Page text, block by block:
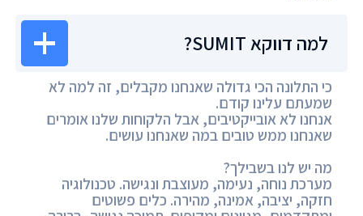
למה דווקא SUMIT?
כי התלונה הכי גדולה שאנחנו מקבלים, זה למה לא
שמעתם עלינו קודם.
אנחנו לא אובייקטיבים, אבל הלקוחות שלנו אומרים
שאנחנו ממש טובים במה שאנחנו עושים.
מה יש לנו בשבילך?
מערכת נוחה, נעימה, מעוצבת ונגישה. טכנולוגיה
חזקה, יציבה, אמינה, מהירה. כלים פשוטים